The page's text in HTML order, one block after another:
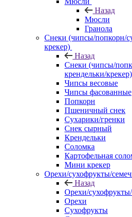
Назад
Мюсли
Гранола
Снеки (чипсы/попкорн/
крекер)
Назад
Снеки (чипсы/
крендельки/крекер)
Чипсы весовые
Чипсы фасованные
Попкорн
Пшеничный снек
Сухарики/гренки
Снек сырный
Крендельки
Соломка
Картофельная
Мини крекер
Орехи/сухофрукты/
Назад
Орехи/
Орехи
Сухофрукты